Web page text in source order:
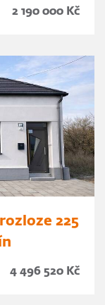
2 190 000 Kč
225
4 496 520 Kč